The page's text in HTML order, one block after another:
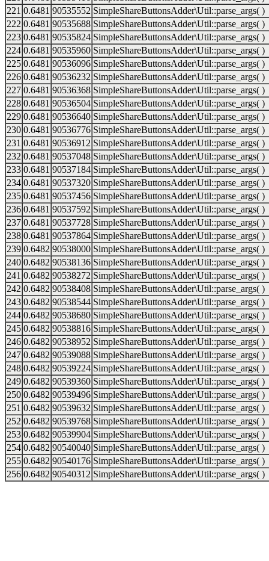
221 0.6481 90535552 SimpleShareButtonsAdder\Util::parse_args( )
222 0.6481 90535688 SimpleShareButtonsAdder\Util::parse_args( )
223 0.6481 90535824 SimpleShareButtonsAdder\Util::parse_args( )
224 0.6481 90535960 SimpleShareButtonsAdder\Util::parse_args( )
225 0.6481 90536096 SimpleShareButtonsAdder\Util::parse_args( )
226 0.6481 90536232 SimpleShareButtonsAdder\Util::parse_args( )
227 0.6481 90536368 SimpleShareButtonsAdder\Util::parse_args( )
228 0.6481 90536504 SimpleShareButtonsAdder\Util::parse_args( )
229 0.6481 90536640 SimpleShareButtonsAdder\Util::parse_args( )
230 0.6481 90536776 SimpleShareButtonsAdder\Util::parse_args( )
231 0.6481 90536912 SimpleShareButtonsAdder\Util::parse_args( )
232 0.6481 90537048 SimpleShareButtonsAdder\Util::parse_args( )
233 0.6481 90537184 SimpleShareButtonsAdder\Util::parse_args( )
234 0.6481 90537320 SimpleShareButtonsAdder\Util::parse_args( )
235 0.6481 90537456 SimpleShareButtonsAdder\Util::parse_args( )
236 0.6481 90537592 SimpleShareButtonsAdder\Util::parse_args( )
237 0.6481 90537728 SimpleShareButtonsAdder\Util::parse_args( )
238 0.6481 90537864 SimpleShareButtonsAdder\Util::parse_args( )
239 0.6482 90538000 SimpleShareButtonsAdder\Util::parse_args( )
240 0.6482 90538136 SimpleShareButtonsAdder\Util::parse_args( )
241 0.6482 90538272 SimpleShareButtonsAdder\Util::parse_args( )
242 0.6482 90538408 SimpleShareButtonsAdder\Util::parse_args( )
243 0.6482 90538544 SimpleShareButtonsAdder\Util::parse_args( )
244 0.6482 90538680 SimpleShareButtonsAdder\Util::parse_args( )
245 0.6482 90538816 SimpleShareButtonsAdder\Util::parse_args( )
246 0.6482 90538952 SimpleShareButtonsAdder\Util::parse_args( )
247 0.6482 90539088 SimpleShareButtonsAdder\Util::parse_args( )
248 0.6482 90539224 SimpleShareButtonsAdder\Util::parse_args( )
249 0.6482 90539360 SimpleShareButtonsAdder\Util::parse_args( )
250 0.6482 90539496 SimpleShareButtonsAdder\Util::parse_args( )
251 0.6482 90539632 SimpleShareButtonsAdder\Util::parse_args( )
252 0.6482 90539768 SimpleShareButtonsAdder\Util::parse_args( )
253 0.6482 90539904 SimpleShareButtonsAdder\Util::parse_args( )
254 0.6482 90540040 SimpleShareButtonsAdder\Util::parse_args( )
255 0.6482 90540176 SimpleShareButtonsAdder\Util::parse_args( )
256 0.6482 90540312 SimpleShareButtonsAdder\Util::parse_args( )